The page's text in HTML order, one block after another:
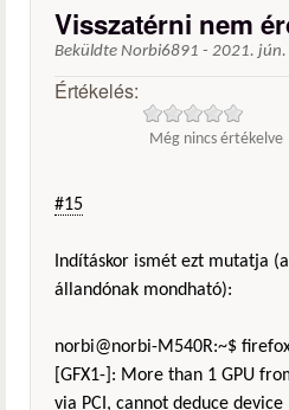
Visszatérni nem
Beküldte Norbi6891 - 2021.
Értékelés:
Még nincs értékelve
#15
Indításkor ismét ezt mutatja
állandónak mondható):
norbi@norbi-M540R:~$
[GFX1-]: More than 1 GPU
via PCI, cannot deduce device